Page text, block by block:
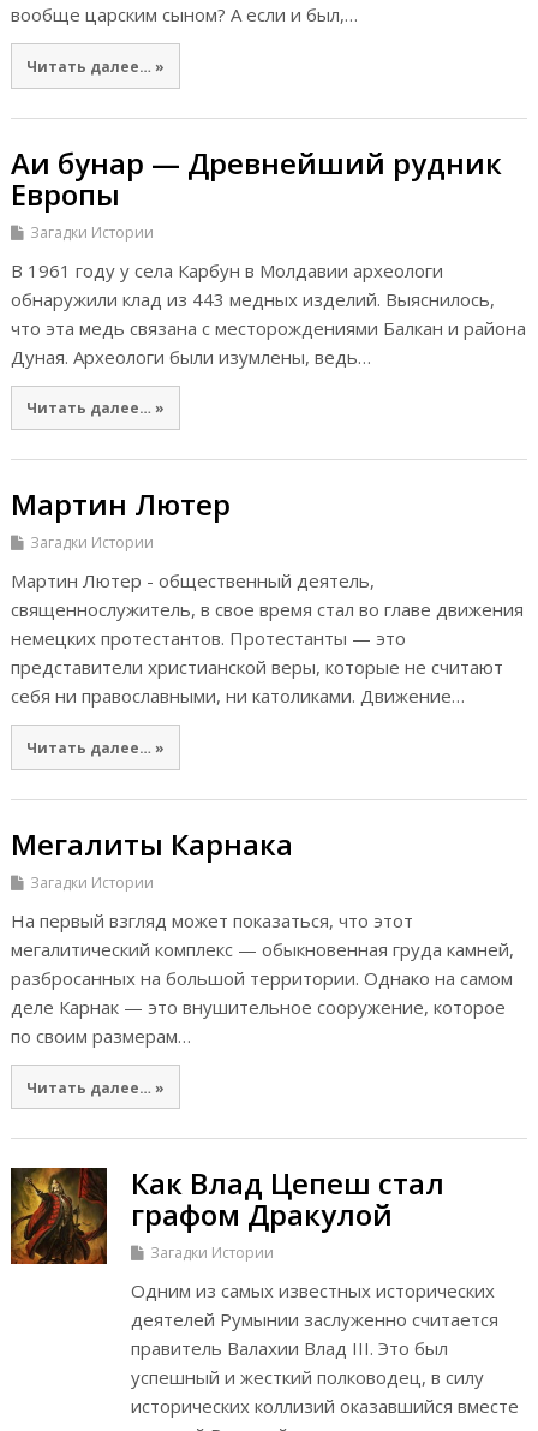
вообще царским сыном? А если и был,…
Читать далее… »
Аи бунар — Древнейший рудник
Европы
Загадки Истории
В 1961 году у села Карбун в Молдавии археологи
обнаружили клад из 443 медных изделий. Выяснилось,
что эта медь связана с месторождениями Балкан и района
Дуная. Археологи были изумлены, ведь…
Читать далее… »
Мартин Лютер
Загадки Истории
Мартин Лютер - общественный деятель,
священнослужитель, в свое время стал во главе движения
немецких протестантов. Протестанты — это
представители христианской веры, которые не считают
себя ни православными, ни католиками. Движение…
Читать далее… »
Мегалиты Карнака
Загадки Истории
На первый взгляд может показаться, что этот
мегалитический комплекс — обыкновенная груда камней,
разбросанных на большой территории. Однако на самом
деле Карнак — это внушительное сооружение, которое
по своим размерам…
Читать далее… »
Как Влад Цепеш стал
графом Дракулой
Загадки Истории
Одним из самых известных исторических
деятелей Румынии заслуженно считается
правитель Валахии Влад III. Это был
успешный и жесткий полководец, в силу
исторических коллизий оказавшийся вместе